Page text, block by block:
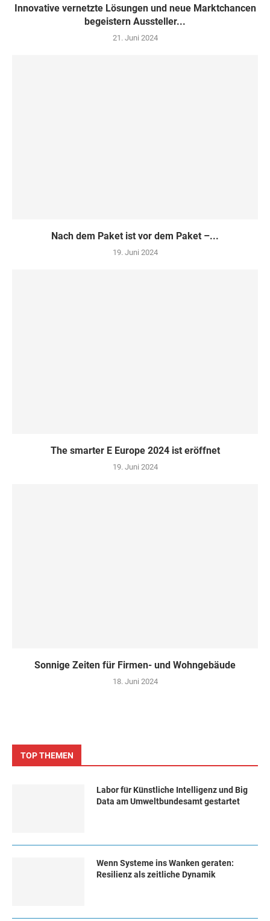
Innovative vernetzte Lösungen und neue Marktchancen
begeistern Aussteller...
21. Juni 2024
Nach dem Paket ist vor dem Paket –...
19. Juni 2024
The smarter E Europe 2024 ist eröffnet
19. Juni 2024
Sonnige Zeiten für Firmen- und Wohngebäude
18. Juni 2024
TOP THEMEN
Labor für Künstliche Intelligenz und Big
Data am Umweltbundesamt gestartet
Wenn Systeme ins Wanken geraten:
Resilienz als zeitliche Dynamik